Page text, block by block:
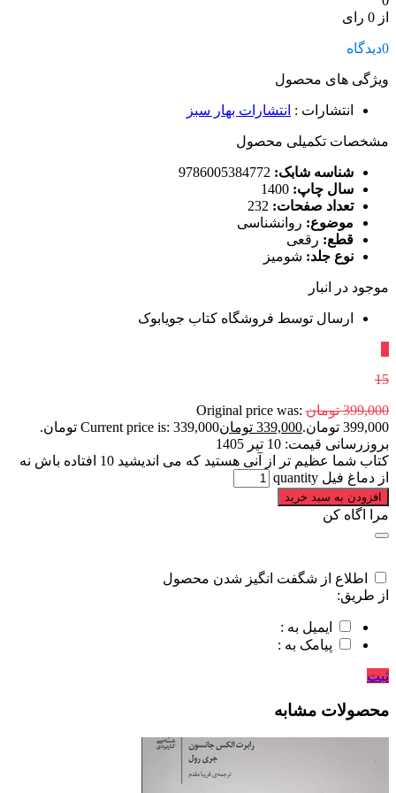
از 0 رای
0دیدگاه
ویژگی های محصول
انتشارات : انتشارات بهار سبز
مشخصات تکمیلی محصول
شناسه شابک:
سال چاپ:
تعداد صفحات:
موضوع: روانشناسی
قطع: رقعی
نوع جلد: شومیز
موجود در انبار
ارسال توسط فروشگاه کتاب جویابوک
15
399,000 تومان Original price was:
399,000 تومان.
339,000 تومانCurrent price is: 339,000 تومان.
بروزرسانی قیمت: 10 تیر 1405
کتاب شما عظیم تر از آنی هستید که می اندیشید 10 افتاده باش نه
از دماغ فیل quantity
افزودن به سبد خرید
مرا اگاه کن
اطلاع از شگفت انگیز شدن محصول
از طریق:
ایمیل به :
پیامک به :
ثبت
محصولات مشابه